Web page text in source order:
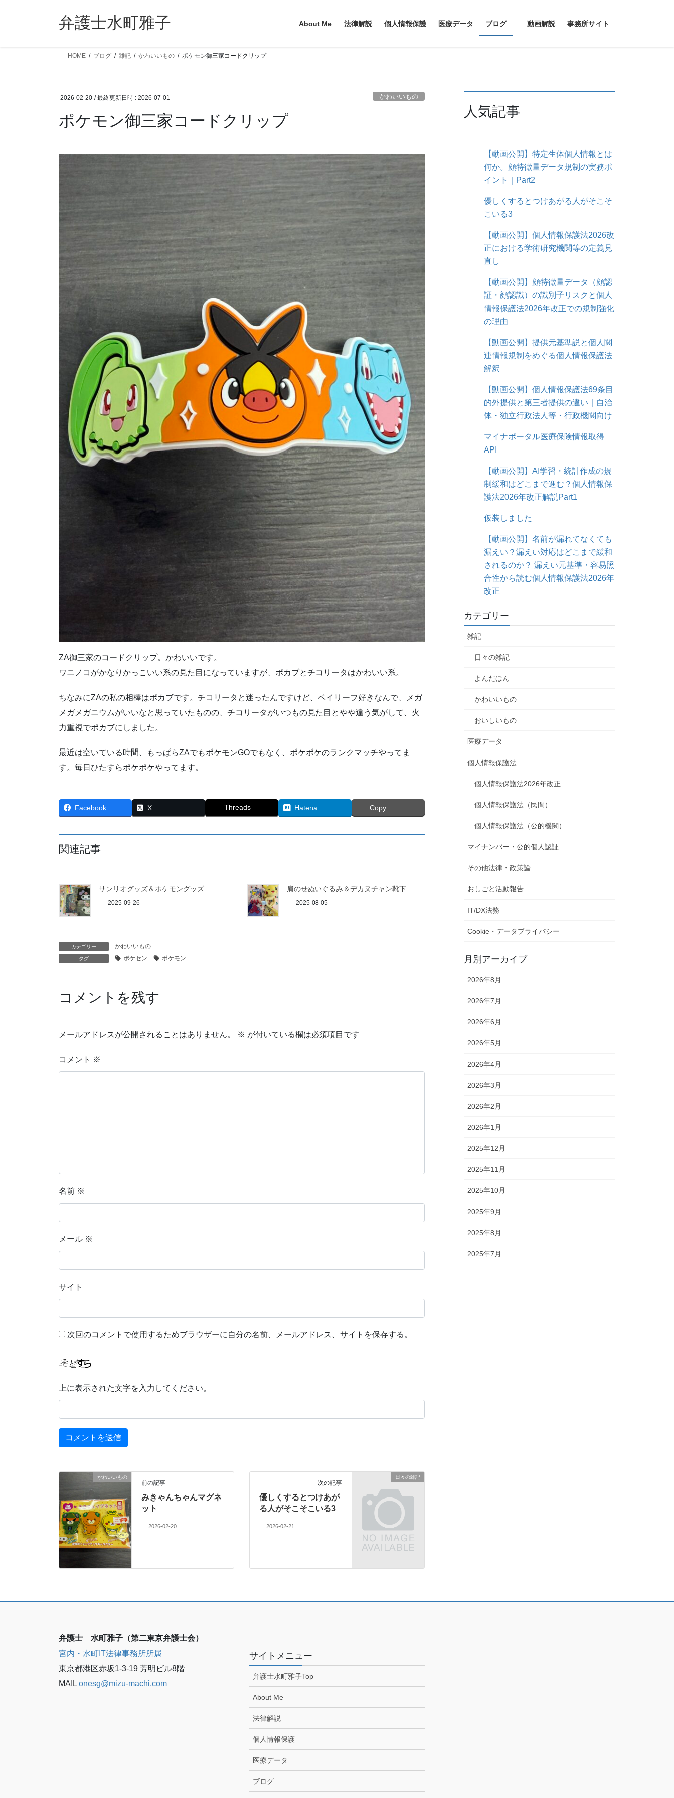
弁護士水町雅子 About Me 法律解説 個人情報保護 医療データ ブログ 動画解説 事務所サイト
HOME ブログ 雑記 かわいいもの ポケモン御三家コードクリップ
2026-02-20 / 最終更新日時 : 2026-07-01 かわいいもの
ポケモン御三家コードクリップ
ZA御三家のコードクリップ。かわいいです。
ワニノコがかなりかっこいい系の見た目になっていますが、ポカブとチコリータはかわいい系。
ちなみにZAの私の相棒はポカブです。チコリータと迷ったんですけど、ベイリーフ好きなんで、メガ
メガメガニウムがいいなと思っていたものの、チコリータがいつもの見た目とやや違う気がして、火
力重視でポカブにしました。
最近は空いている時間、もっぱらZAでもポケモンGOでもなく、ポケポケのランクマッチやってま
す。毎日ひたすらポケポケやってます。
Facebook X Threads Hatena Copy
関連記事
サンリオグッズ＆ポケモングッズ
2025-09-26
肩のせぬいぐるみ＆デカヌチャン靴下
2025-08-05
カテゴリー かわいいもの
タグ ポケセン ポケモン
コメントを残す
メールアドレスが公開されることはありません。 ※ が付いている欄は必須項目です
コメント ※
名前 ※
メール ※
サイト
次回のコメントで使用するためブラウザーに自分の名前、メールアドレス、サイトを保存する。
上に表示された文字を入力してください。
かわいいもの
前の記事
みきゃんちゃんマグネ
ット
2026-02-20
日々の雑記
次の記事
優しくするとつけあが
る人がそこそこいる3
2026-02-21
人気記事
【動画公開】特定生体個人情報とは
何か。顔特徴量データ規制の実務ポ
イント｜Part2
優しくするとつけあがる人がそこそ
こいる3
【動画公開】個人情報保護法2026改
正における学術研究機関等の定義見
直し
【動画公開】顔特徴量データ（顔認
証・顔認識）の識別子リスクと個人
情報保護法2026年改正での規制強化
の理由
【動画公開】提供元基準説と個人関
連情報規制をめぐる個人情報保護法
解釈
【動画公開】個人情報保護法69条目
的外提供と第三者提供の違い｜自治
体・独立行政法人等・行政機関向け
マイナポータル医療保険情報取得
API
【動画公開】AI学習・統計作成の規
制緩和はどこまで進む？個人情報保
護法2026年改正解説Part1
仮装しました
【動画公開】名前が漏れてなくても
漏えい？漏えい対応はどこまで緩和
されるのか？ 漏えい元基準・容易照
合性から読む個人情報保護法2026年
改正
カテゴリー
雑記
日々の雑記
よんだほん
かわいいもの
おいしいもの
医療データ
個人情報保護法
個人情報保護法2026年改正
個人情報保護法（民間）
個人情報保護法（公的機関）
マイナンバー・公的個人認証
その他法律・政策論
おしごと活動報告
IT/DX法務
Cookie・データプライバシー
月別アーカイブ
2026年8月
2026年7月
2026年6月
2026年5月
2026年4月
2026年3月
2026年2月
2026年1月
2025年12月
2025年11月
2025年10月
2025年9月
2025年8月
2025年7月
弁護士 水町雅子（第二東京弁護士会）
宮内・水町IT法律事務所所属
東京都港区赤坂1-3-19 芳明ビル8階
MAIL onesg@mizu-machi.com
サイトメニュー
弁護士水町雅子Top
About Me
法律解説
個人情報保護
医療データ
ブログ